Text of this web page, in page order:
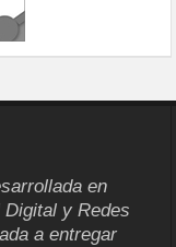
en
y Redes
a entregar